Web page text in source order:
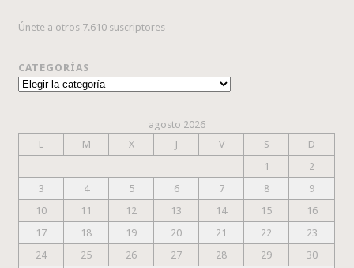
Únete a otros 7.610 suscriptores
CATEGORÍAS
Categorías
agosto 2026
L
M X J V S
D
1
2
3
4 5 6 7 8
9
10
11 12 13 14 15
16
17
18 19 20 21 22
23
24
25 26 27 28 29
30